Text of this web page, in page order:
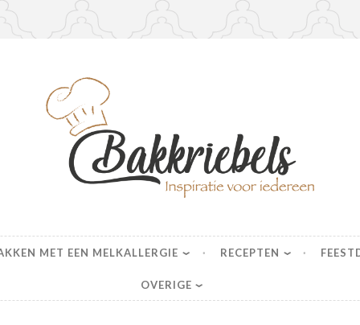
MET EEN MELKALLERGIE RECEPTEN
OVERIGE